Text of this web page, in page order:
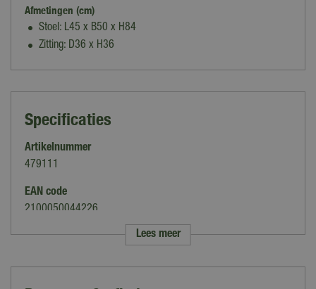
Afmetingen (cm)
Stoel: L45 x B50 x H84
Zitting: D36 x H36
Specificaties
Artikelnummer
479111
EAN code
2100050044226
Merk
Lees meer